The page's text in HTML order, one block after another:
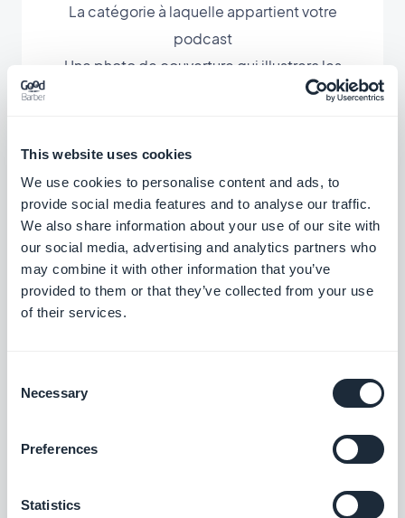
This website uses cookies
We use cookies to personalise content and ads, to
provide social media features and to analyse our traffic.
We also share information about your use of our site with
our social media, advertising and analytics partners who
may combine it with other information that you’ve
provided to them or that they’ve collected from your use
of their services.
Selection
Necessary
Preferences
Statistics
La catégorie à laquelle appartient votre
podcast
Une photo de couverture qui illustrera les
podcast
Extensions associées
Partagez automatiquement le contenu de